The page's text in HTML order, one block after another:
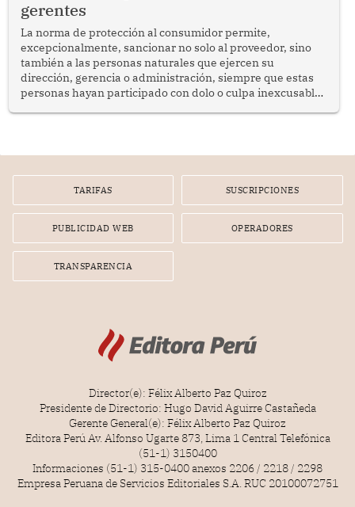
gerentes
La norma de protección al consumidor permite,
excepcionalmente, sancionar no solo al proveedor, sino
también a las personas naturales que ejercen su
dirección, gerencia o administración, siempre que estas
personas hayan participado con dolo o culpa inexcusable
por la frustrada realización de un meet and greet con
TARIFAS SUSCRIPCIONES
PUBLICIDAD WEB OPERADORES
TRANSPARENCIA
Director(e): Félix Alberto Paz Quiroz
Presidente de Directorio: Hugo David Aguirre Castañeda
Gerente General(e): Félix Alberto Paz Quiroz
Editora Perú Av. Alfonso Ugarte 873, Lima 1 Central Telefónica
(51-1) 3150400
Informaciones (51-1) 315-0400 anexos 2206 / 2218 / 2298
Empresa Peruana de Servicios Editoriales S.A. RUC 20100072751